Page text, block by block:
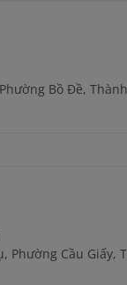
Bồ Đề,
Phường Cầu Giấy,